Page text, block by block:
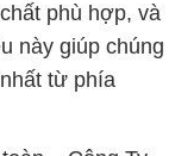
phù hợp, và
này giúp chúng
từ phía